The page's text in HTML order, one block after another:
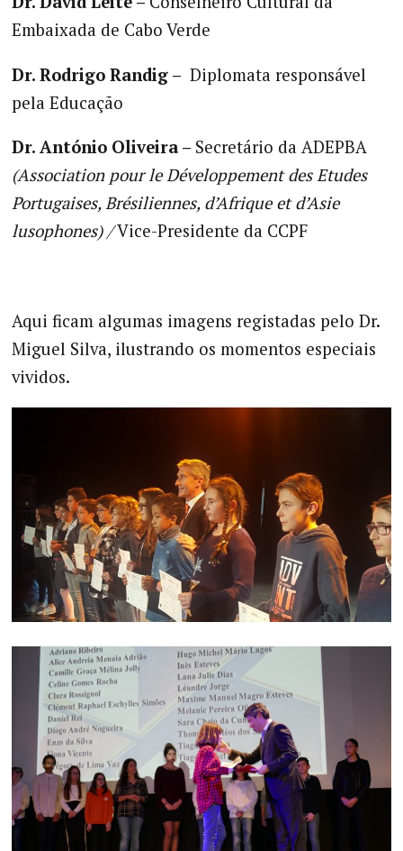
Embaixada de Cabo Verde
Dr. Rodrigo Randig – Diplomata responsável
pela Educação
Dr. António Oliveira – Secretário da ADEPBA
(Association pour le Développement des Etudes
Portugaises, Brésiliennes, d’Afrique et d’Asie
lusophones) /Vice-Presidente da CCPF
Aqui ficam algumas imagens registadas pelo Dr.
Miguel Silva, ilustrando os momentos especiais
vividos.